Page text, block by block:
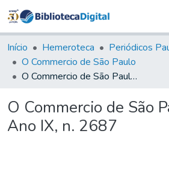
&
Coleções
Tudo na
Biblioteca
Estatísticas
Início Hemeroteca
Periódicos
O Commercio de São Paulo
O Commercio de São Paulo, 1901, Ano IX, n. 2687
O Commercio de São
Ano IX, n. 2687